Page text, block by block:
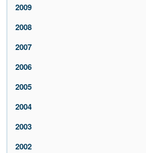
2009
2008
2007
2006
2005
2004
2003
2002